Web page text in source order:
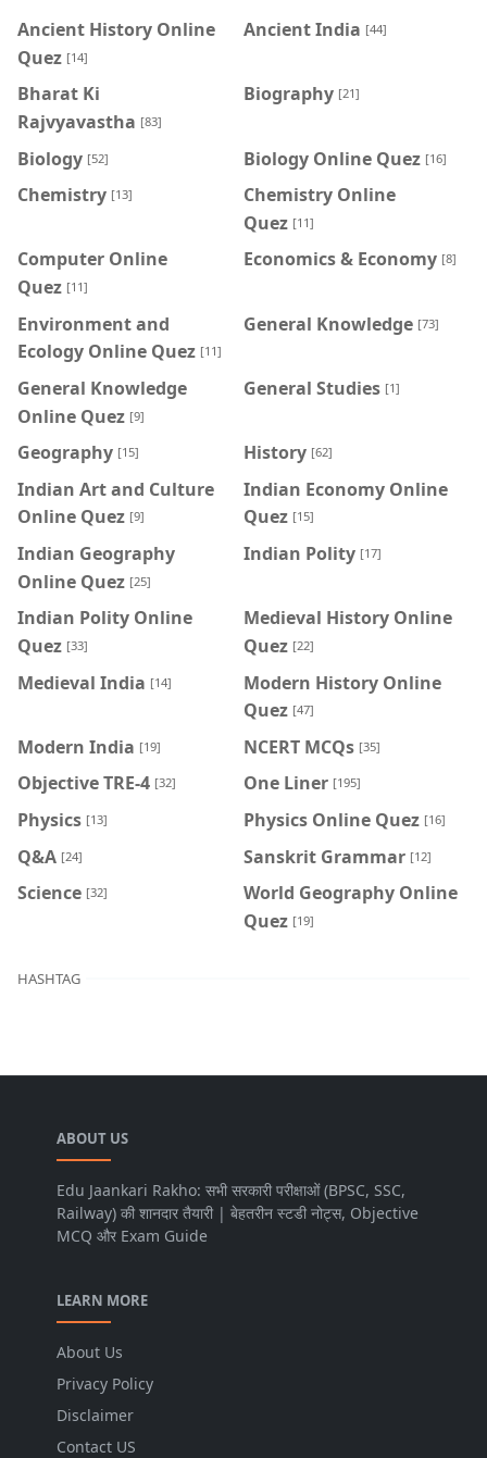
Ancient History Online
Quez [14]
Ancient India [44]
Bharat Ki
Rajvyavastha [83]
Biography [21]
Biology [52] Biology Online Quez [16]
Chemistry [13]
Chemistry Online
Quez [11]
Computer Online
Quez [11]
Economics & Economy [8]
Environment and
Ecology Online Quez [11]
General Knowledge [73]
General Knowledge
Online Quez [9]
General Studies [1]
Geography [15] History [62]
Indian Art and Culture
Online Quez [9]
Indian Economy Online
Quez [15]
Indian Geography
Online Quez [25]
Indian Polity [17]
Indian Polity Online
Quez [33]
Medieval History Online
Quez [22]
Medieval India [14]
Modern History Online
Quez [47]
Modern India [19] NCERT MCQs [35]
Objective TRE-4 [32] One Liner [195]
Physics [13] Physics Online Quez [16]
Q&A [24] Sanskrit Grammar [12]
Science [32]
World Geography Online
Quez [19]
HASHTAG
ABOUT US
Edu Jaankari Rakho: सभी सरकारी परीक्षाओं (BPSC, SSC,
Railway) की शानदार तैयारी | बेहतरीन स्टडी नोट्स, Objective
MCQ और Exam Guide
LEARN MORE
About Us
Privacy Policy
Disclaimer
Contact US